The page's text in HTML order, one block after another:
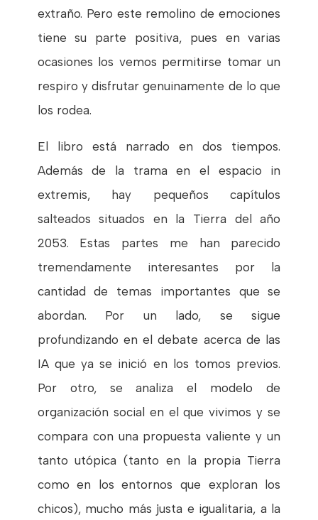
extraño. Pero este remolino de emociones
tiene su parte positiva, pues en varias
ocasiones los vemos permitirse tomar un
respiro y disfrutar genuinamente de lo que
los rodea.
El libro está narrado en dos tiempos.
Además de la trama en el espacio in
extremis, hay pequeños capítulos
salteados situados en la Tierra del año
2053. Estas partes me han parecido
tremendamente interesantes por la
cantidad de temas importantes que se
abordan. Por un lado, se sigue
profundizando en el debate acerca de las
IA que ya se inició en los tomos previos.
Por otro, se analiza el modelo de
organización social en el que vivimos y se
compara con una propuesta valiente y un
tanto utópica (tanto en la propia Tierra
como en los entornos que exploran los
chicos), mucho más justa e igualitaria, a la